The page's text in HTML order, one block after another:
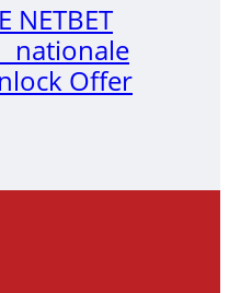
NETBET
nationale
Offer